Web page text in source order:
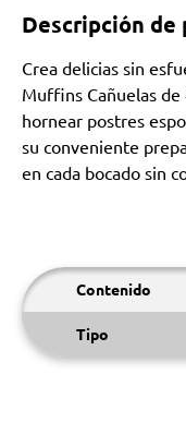
Descripción de
Crea delicias sin
Muffins Cañuelas
hornear postres
su conveniente
en cada bocado sin
Contenido
Tipo